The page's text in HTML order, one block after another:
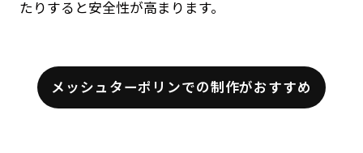
たりすると安全性が高まります。
メッシュターポリンでの制作がおすすめ